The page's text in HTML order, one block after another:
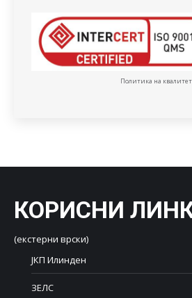
Политика на квалитет
КОРИСНИ
(екстерни врски)
ЈКП Илинден
ЗЕЛС